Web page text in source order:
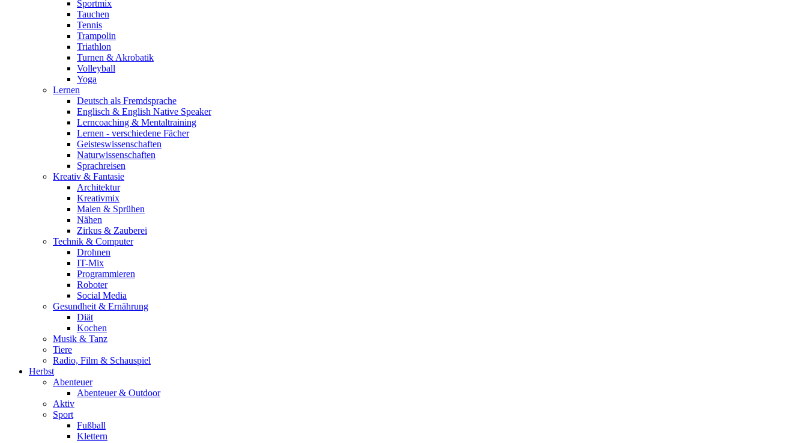
Sportmix
Tauchen
Tennis
Trampolin
Triathlon
Turnen & Akrobatik
Volleyball
Yoga
Lernen
Deutsch als Fremdsprache
Englisch & English Native Speaker
Lerncoaching & Mentaltraining
Lernen - verschiedene Fächer
Geisteswissenschaften
Naturwissenschaften
Sprachreisen
Kreativ & Fantasie
Architektur
Kreativmix
Malen & Sprühen
Nähen
Zirkus & Zauberei
Technik & Computer
Drohnen
IT-Mix
Programmieren
Roboter
Social Media
Gesundheit & Ernährung
Diät
Kochen
Musik & Tanz
Tiere
Radio, Film & Schauspiel
Herbst
Abenteuer
Abenteuer & Outdoor
Aktiv
Sport
Fußball
Klettern